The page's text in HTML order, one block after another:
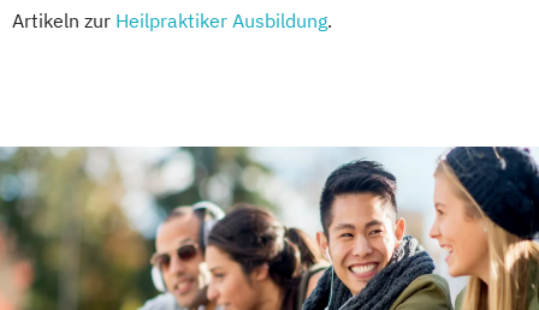
Artikeln zur Heilpraktiker Ausbildung.